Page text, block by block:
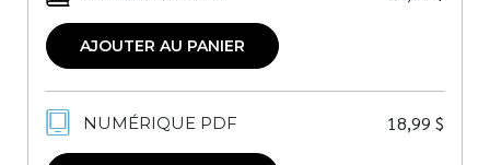
AJOUTER AU PANIER
NUMÉRIQUE PDF 18,99 $